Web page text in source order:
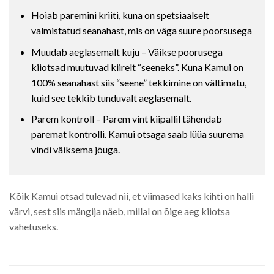
Hoiab paremini kriiti, kuna on spetsiaalselt
valmistatud seanahast, mis on väga suure poorsusega
Muudab aeglasemalt kuju – Väikse poorusega
kiiotsad muutuvad kiirelt “seeneks”. Kuna Kamui on
100% seanahast siis “seene” tekkimine on vältimatu,
kuid see tekkib tunduvalt aeglasemalt.
Parem kontroll – Parem vint kiipallil tähendab
paremat kontrolli. Kamui otsaga saab lüüa suurema
vindi väiksema jõuga.
Kõik Kamui otsad tulevad nii, et viimased kaks kihti on halli
värvi, sest siis mängija näeb, millal on õige aeg kiiotsa
vahetuseks.